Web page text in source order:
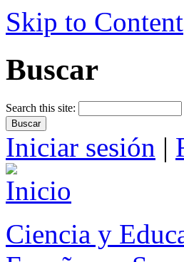
Skip to Content
Buscar
Search this site:
Iniciar sesión |
Ciencia y